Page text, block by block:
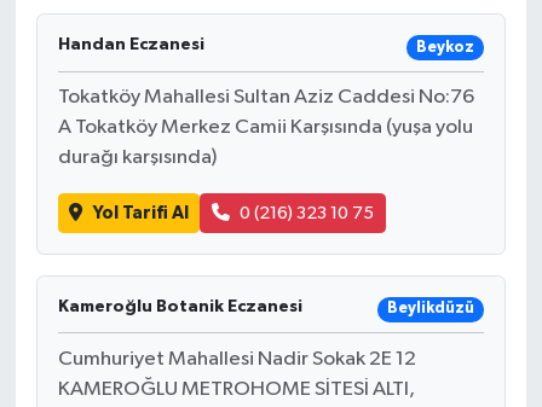
Handan Eczanesi Beykoz
Tokatköy Mahallesi Sultan Aziz Caddesi No:76
A Tokatköy Merkez Camii Karşısında (yuşa yolu
durağı karşısında)
Yol Tarifi Al 0 (216) 323 10 75
Kameroğlu Botanik Eczanesi Beylikdüzü
Cumhuriyet Mahallesi Nadir Sokak 2E 12
KAMEROĞLU METROHOME SİTESİ ALTI,